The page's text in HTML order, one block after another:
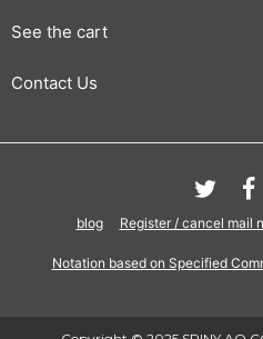
See the cart
Contact Us
blog Register / cancel mail
Notation based on Specified